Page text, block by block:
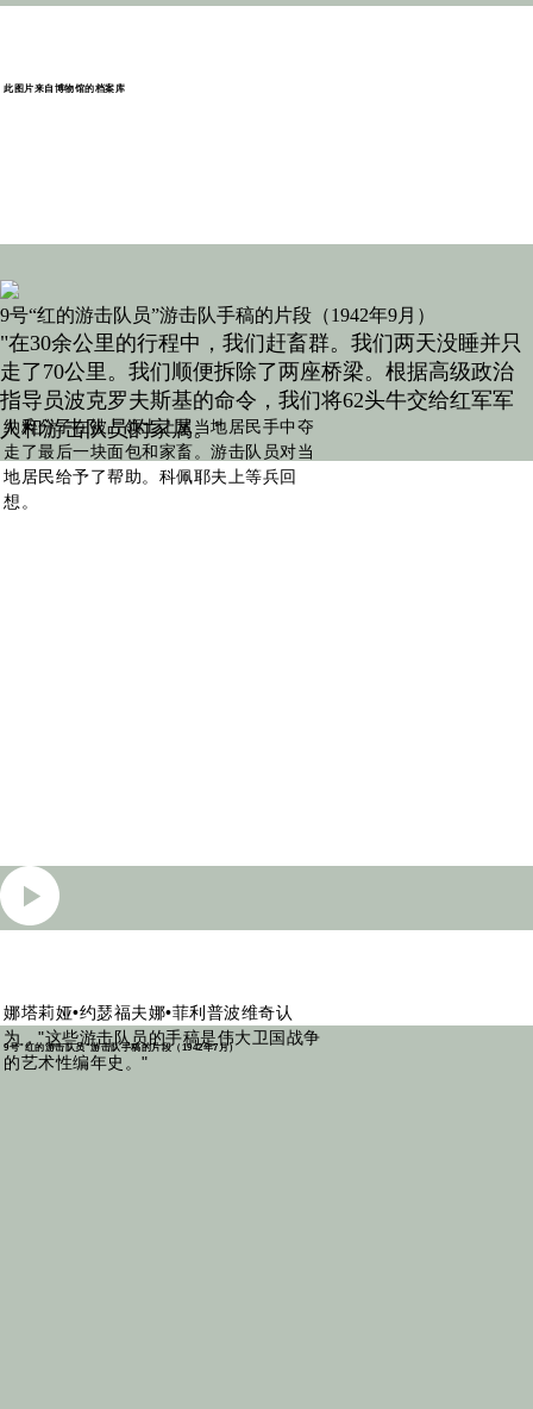
此图片来自博物馆的档案库
纳粹分子在被占领土上从当地居民手中夺
走了最后一块面包和家畜。游击队员对当
地居民给予了帮助。科佩耶夫上等兵回
想。
9号“红的游击队员”游击队手稿的片段（1942年9月）
"在30余公里的行程中，我们赶畜群。我们两天没睡并只
走了70公里。我们顺便拆除了两座桥梁。根据高级政治
指导员波克罗夫斯基的命令，我们将62头牛交给红军军
人和游击队员的家属。"
9号"红的游击队员"游击队手稿的片段（1942年7月）
娜塔莉娅•约瑟福夫娜•菲利普波维奇认
为，"这些游击队员的手稿是伟大卫国战争
的艺术性编年史。"